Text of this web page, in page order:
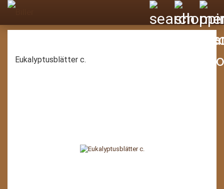
Eukalyptusblätter c.